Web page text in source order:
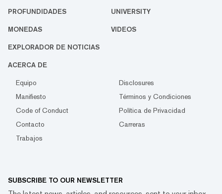
PROFUNDIDADES UNIVERSITY
MONEDAS VIDEOS
EXPLORADOR DE NOTICIAS
ACERCA DE
Equipo
Disclosures
Manifiesto
Términos y Condiciones
Code of Conduct
Política de Privacidad
Contacto
Carreras
Trabajos
SUBSCRIBE TO OUR NEWSLETTER